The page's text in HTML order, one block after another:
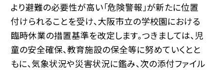
より避難の必要性が高い「危険警報」が新たに位置
付けられることを受け、大阪市立の学校園における
臨時休業の措置基準を改定します。つきましては、児
童の安全確保、教育施設の保全等に努めていくとと
もに、気象状況や災害状況に鑑み、次の添付ファイル